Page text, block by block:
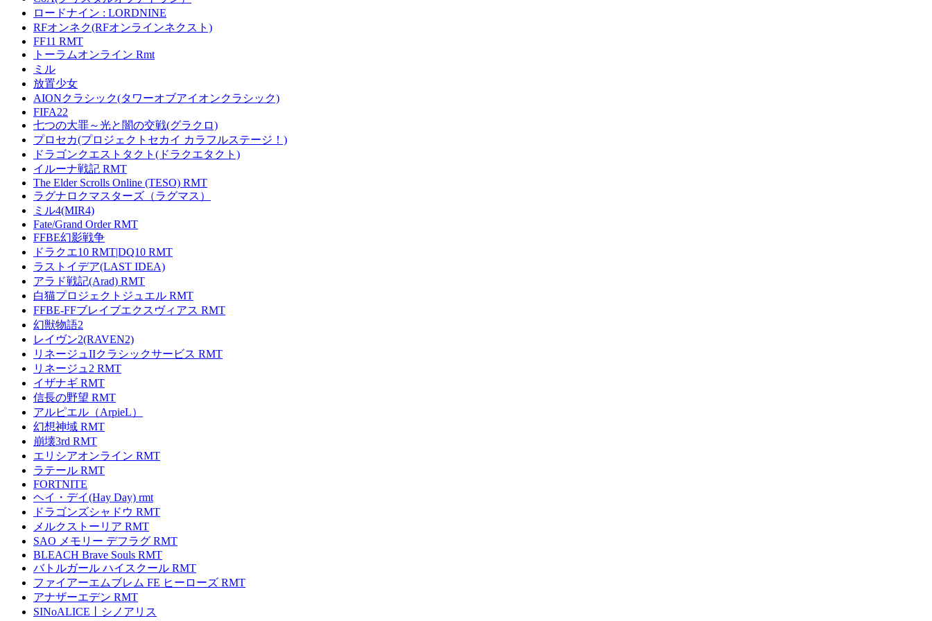
ロードナイン : LORDNINE
RFオンネク(RFオンラインネクスト)
FF11 RMT
トーラムオンライン Rmt
ミル
放置少女
AIONクラシック(タワーオブアイオンクラシック)
FIFA22
七つの大罪～光と闇の交戦(グラクロ)
プロセカ(プロジェクトセカイ カラフルステージ！)
ドラゴンクエストタクト(ドラクエタクト)
イルーナ戦記 RMT
The Elder Scrolls Online (TESO) RMT
ラグナロクマスターズ（ラグマス）
ミル4(MIR4)
Fate/Grand Order RMT
FFBE幻影戦争
ドラクエ10 RMT|DQ10 RMT
ラストイデア(LAST IDEA)
アラド戦記(Arad) RMT
白猫プロジェクトジュエル RMT
FFBE-FFブレイブエクスヴィアス RMT
幻獣物語2
レイヴン2(RAVEN2)
リネージュIIクラシックサービス RMT
リネージュ2 RMT
イザナギ RMT
信長の野望 RMT
アルピエル（ArpieL）
幻想神域 RMT
崩壊3rd RMT
エリシアオンライン RMT
ラテール RMT
FORTNITE
ヘイ・デイ(Hay Day) rmt
ドラゴンズシャドウ RMT
メルクストーリア RMT
SAO メモリー デフラグ RMT
BLEACH Brave Souls RMT
バトルガール ハイスクール RMT
ファイアーエムブレム FE ヒーローズ RMT
アナザーエデン RMT
SINoALICE丨シノアリス